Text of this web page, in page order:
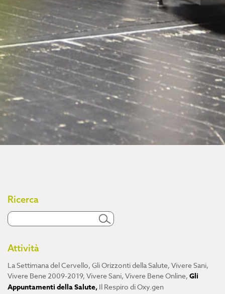
Ricerca
Attività
La Settimana del Cervello, Gli Orizzonti della Salute, Vivere Sani,
Vivere Bene 2009-2019, Vivere Sani, Vivere Bene Online, Gli
Appuntamenti della Salute, Il Respiro di Oxy.gen